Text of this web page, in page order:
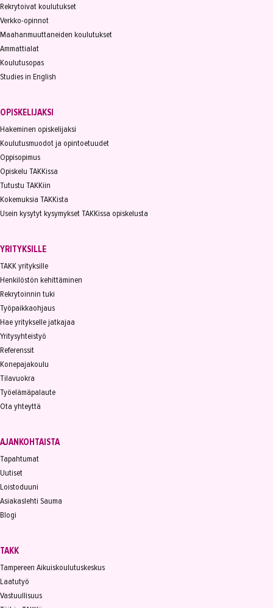
Rekrytoivat koulutukset
Verkko-opinnot
Maahanmuuttaneiden koulutukset
Ammattialat
Koulutusopas
Studies in English
OPISKELIJAKSI
Hakeminen opiskelijaksi
Koulutusmuodot ja opintoetuudet
Oppisopimus
Opiskelu TAKKissa
Tutustu TAKKiin
Kokemuksia TAKKista
Usein kysytyt kysymykset TAKKissa opiskelusta
YRITYKSILLE
TAKK yrityksille
Henkilöstön kehittäminen
Rekrytoinnin tuki
Työpaikkaohjaus
Hae yritykselle jatkajaa
Yritysyhteistyö
Referenssit
Konepajakoulu
Tilavuokra
Työelämäpalaute
Ota yhteyttä
AJANKOHTAISTA
Tapahtumat
Uutiset
Loistoduuni
Asiakaslehti Sauma
Blogi
TAKK
Tampereen Aikuiskoulutuskeskus
Laatutyö
Vastuullisuus